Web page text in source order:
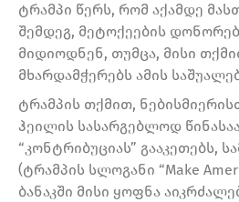
ტრამპი წერს, რომ აქამდე
შემდეგ, მეტოქეების
მიდიოდნენ, თუმცა, მისი
მხარდამჭერებს ამის
ტრამპის თქმით,
ჰეილის სასარგებლოდ
“კონტრიბუციას” გააკეთებს,
(ტრამპის სლოგანი “Make
ბანაკში მისი ყოფნა